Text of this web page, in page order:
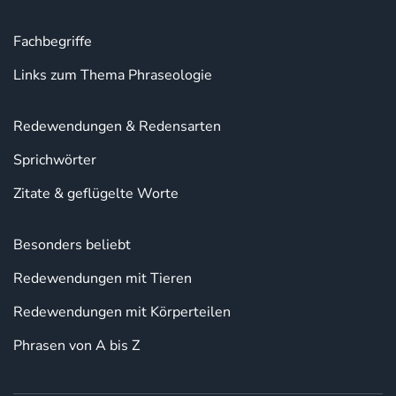
Fachbegriffe
Links zum Thema Phraseologie
Redewendungen & Redensarten
Sprichwörter
Zitate & geflügelte Worte
Besonders beliebt
Redewendungen mit Tieren
Redewendungen mit Körperteilen
Phrasen von A bis Z